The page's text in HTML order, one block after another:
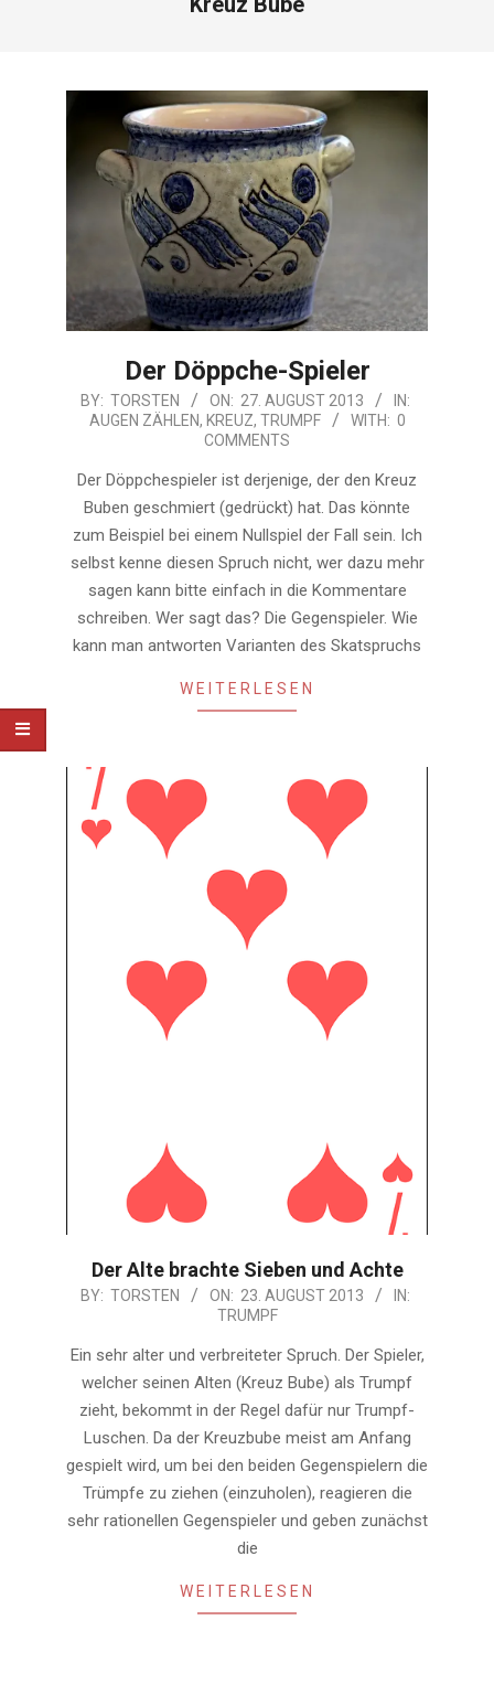
Der Döppche-Spieler
2013-
BY: TORSTEN ON: 27. AUGUST 2013
IN:
AUGEN ZÄHLEN, KREUZ, TRUMPF WITH: 0
COMMENTS
Der Döppchespieler ist derjenige, der den Kreuz
Buben geschmiert (gedrückt) hat. Das könnte
zum Beispiel bei einem Nullspiel der Fall sein. Ich
selbst kenne diesen Spruch nicht, wer dazu mehr
sagen kann bitte einfach in die Kommentare
schreiben. Wer sagt das? Die Gegenspieler. Wie
kann man antworten Varianten des Skatspruchs
WEITERLESEN
Der Alte brachte Sieben und Achte
2013-
23
BY: TORSTEN ON: 23. AUGUST 2013
IN:
TRUMPF
Ein sehr alter und verbreiteter Spruch. Der Spieler,
welcher seinen Alten (Kreuz Bube) als Trumpf
zieht, bekommt in der Regel dafür nur Trumpf-
Luschen. Da der Kreuzbube meist am Anfang
gespielt wird, um bei den beiden Gegenspielern die
Trümpfe zu ziehen (einzuholen), reagieren die
sehr rationellen Gegenspieler und geben zunächst
die
WEITERLESEN